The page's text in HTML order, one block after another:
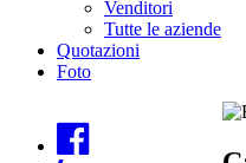
Venditori
Tutte le aziende
Quotazioni
Foto